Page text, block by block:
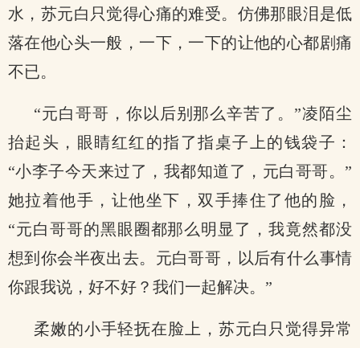
水，苏元白只觉得心痛的难受。仿佛那眼泪是低
落在他心头一般，一下，一下的让他的心都剧痛
不已。
“元白哥哥，你以后别那么辛苦了。”凌陌尘
抬起头，眼睛红红的指了指桌子上的钱袋子：
“小李子今天来过了，我都知道了，元白哥哥。”
她拉着他手，让他坐下，双手捧住了他的脸，
“元白哥哥的黑眼圈都那么明显了，我竟然都没
想到你会半夜出去。元白哥哥，以后有什么事情
你跟我说，好不好？我们一起解决。”
柔嫩的小手轻抚在脸上，苏元白只觉得异常